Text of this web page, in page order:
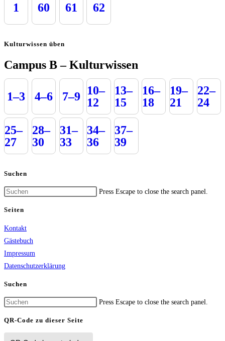
1 60 61 62
Kulturwissen üben
Campus B – Kulturwissen
1–3 4–6 7–9 10–
12
13–
15
16–
18
19–
21
22–
24
25–
27
28–
30
31–
33
34–
36
37–
39
Suchen
Press Escape to close the search panel.
Seiten
Kontakt
Gästebuch
Impressum
Datenschutzerklärung
Suchen
Press Escape to close the search panel.
QR-Code zu dieser Seite